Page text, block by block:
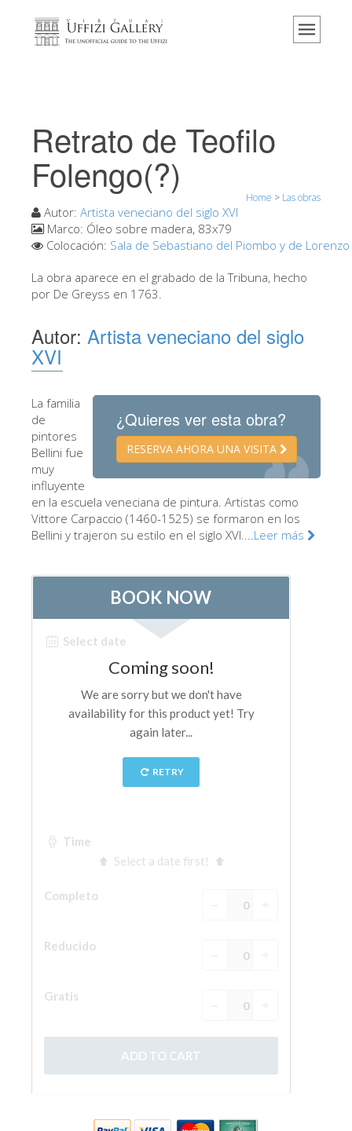
Home
Eventos y exposiciones
Los comentarios de los visitantes
Contáctenos
Visite los Uffizi
Visita virtual
Las salas
Las nuevas salas
Otros Museos
Museo del Bargello
Galería de la Academia
Galería Palatina
Capillas de los Medici
Museo Arqueológico
El Taller de las Piedras Duras
Jardín de Boboli
La Torre de Arnolfo
Corredor de Vasari
Sólo billetes con entrada rápida
ESPAÑOL
Retrato de Teofilo
Folengo(?)
Home > Las obras
Autor: Artista veneciano del siglo XVI
Marco: Óleo sobre madera, 83x79
Colocación: Sala de Sebastiano del Piombo y de
La obra aparece en el grabado de la Tribuna, hecho
por De Greyss en 1763.
Autor: Artista veneciano del siglo
XVI
¿Quieres ver esta obra?
RESERVA AHORA UNA VISITA
La familia
de
pintores
Bellini fue
muy
influyente
en la escuela veneciana de pintura. Artistas como
Vittore Carpaccio (1460-1525) se formaron en los
Bellini y trajeron su estilo en el siglo XVI....Leer más